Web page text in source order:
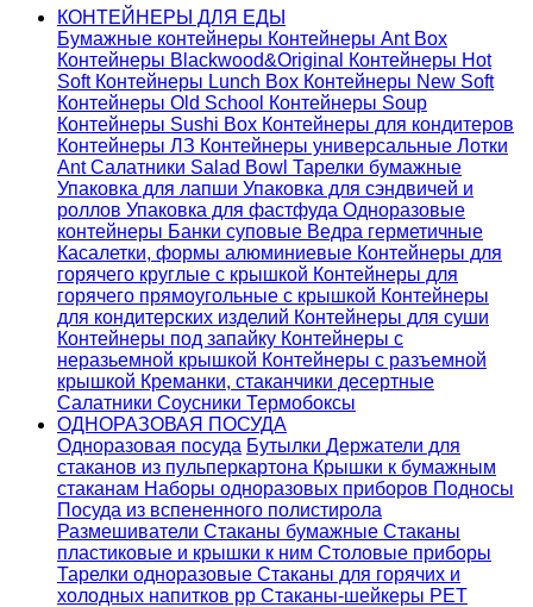
КОНТЕЙНЕРЫ ДЛЯ ЕДЫ
Бумажные контейнеры Контейнеры Ant Box
Контейнеры Blackwood&Original
Контейнеры Hot
Soft Контейнеры Lunch Box Контейнеры New Soft
Контейнеры Old School Контейнеры Soup
Контейнеры Sushi Box Контейнеры для кондитеров
Контейнеры ЛЗ Контейнеры универсальные Лотки
AntСалатники Salad Bowl Тарелки бумажные
Упаковка для лапши Упаковка для сэндвичей и
роллов Упаковка для фастфуда Одноразовые
контейнеры Банки суповые Ведра герметичные
Касалетки, формы алюминиевые Контейнеры для
горячего круглые с крышкой Контейнеры для
горячего прямоугольные с крышкой Контейнеры
для кондитерских изделий Контейнеры для суши
Контейнеры под запайку Контейнеры с
неразьемной крышкой Контейнеры с разъемной
крышкой Креманки, стаканчики десертные
Салатники Соусники Термобоксы
ОДНОРАЗОВАЯ ПОСУДА
Одноразовая посуда Бутылки Держатели для
стаканов из пульперкартона Крышки к бумажным
стаканам Наборы одноразовых приборов Подносы
Посуда из вспененного полистирола
Размешиватели Стаканы бумажные Стаканы
пластиковые и крышки к ним Столовые приборы
Тарелки одноразовые Стаканы для горячих и
холодных напитков pp Стаканы-шейкеры PET